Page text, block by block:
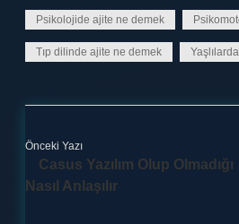
Psikolojide ajite ne demek
Tıp dilinde ajite ne demek
Önceki Yazı
Casus Yazılım Olup Olmadığı
Nasıl Anlaşılır